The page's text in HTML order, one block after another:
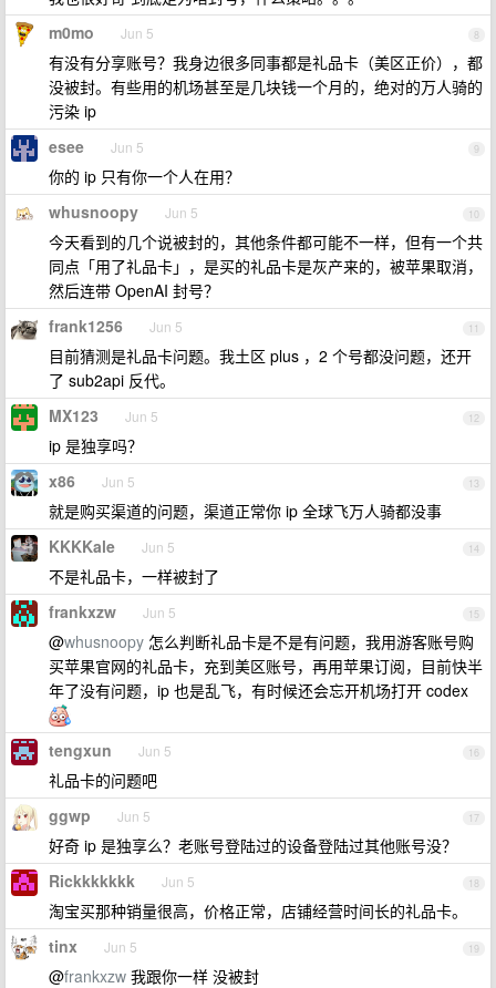
8
m0mo Jun 5
有没有分享账号？我身边很多同事都是礼品卡（美区正价），都
没被封。有些用的机场甚至是几块钱一个月的，绝对的万人骑的
污染 ip
9
esee Jun 5
你的 ip 只有你一个人在用？
10
whusnoopy Jun 5
今天看到的几个说被封的，其他条件都可能不一样，但有一个共
同点「用了礼品卡」，是买的礼品卡是灰产来的，被苹果取消，
然后连带 OpenAI 封号？
11
frank1256 Jun 5
目前猜测是礼品卡问题。我土区 plus ，2 个号都没问题，还开
了 sub2api 反代。
12
MX123 Jun 5
ip 是独享吗？
13
x86 Jun 5
就是购买渠道的问题，渠道正常你 ip 全球飞万人骑都没事
14
KKKKale Jun 5
不是礼品卡，一样被封了
15
frankxzw Jun 5
@whusnoopy 怎么判断礼品卡是不是有问题，我用游客账号购
买苹果官网的礼品卡，充到美区账号，再用苹果订阅，目前快半
年了没有问题，ip 也是乱飞，有时候还会忘开机场打开 codex
16
tengxun Jun 5
礼品卡的问题吧
17
ggwp Jun 5
好奇 ip 是独享么？老账号登陆过的设备登陆过其他账号没？
18
Rickkkkkkk Jun 5
淘宝买那种销量很高，价格正常，店铺经营时间长的礼品卡。
19
tinx Jun 5
@frankxzw 我跟你一样 没被封